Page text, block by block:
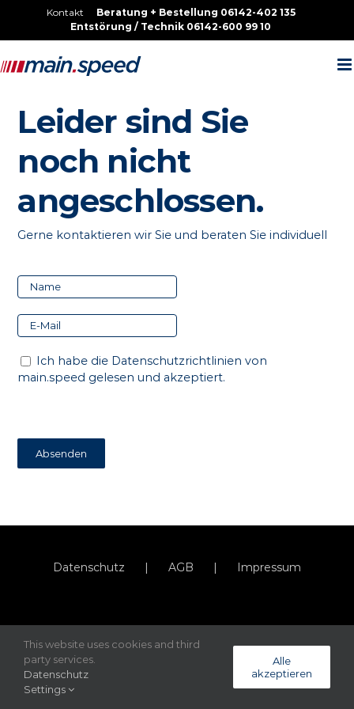
springen
Kontakt Beratung + Bestellung 06142-402 135
Entstörung / Technik 06142-600 99 10
Leider sind Sie
noch nicht
angeschlossen.
Gerne kontaktieren wir Sie und beraten Sie individuell
Ich habe die Datenschutzrichtlinien von
main.speed gelesen und akzeptiert.
Datenschutz AGB Impressum
This website uses cookies and third
party services.
Datenschutz
Settings
Alle
akzeptieren